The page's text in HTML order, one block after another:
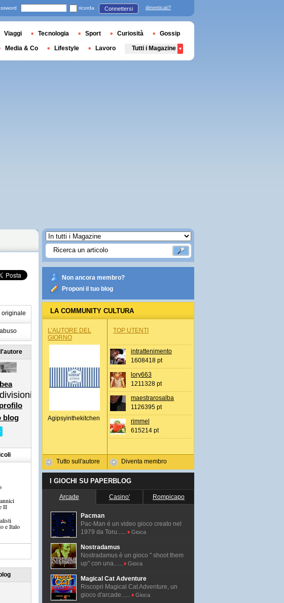
originale
blog
II
e Italo
Non ancora membro?
Proponi il tuo blog
LA COMMUNITY CULTURA
L'AUTORE DEL
GIORNO
Agipsyinthekitchen
Tutto sull'autore
TOP UTENTI
intrattenimento
1608418 pt
lory663
1211328 pt
maestrarosalba
1126395 pt
rimmel
615214 pt
Diventa membro
I GIOCHI SU PAPERBLOG
Arcade Casino' Rompicapo
Pacman
Pac-Man é un video gioco creato nel
1979 da Toru......
Gioca
Nostradamus
Nostradamus è un gioco " shoot them
up" con una......
Gioca
Magical Cat Adventure
Riscopri Magical Cat Adventure, un
gioco d'arcade......
Gioca
ricorda Connettersi dimenticati?
Viaggi Tecnologia Sport Curiosità Gossip
Media & Co Lifestyle Lavoro Tutti i Magazine